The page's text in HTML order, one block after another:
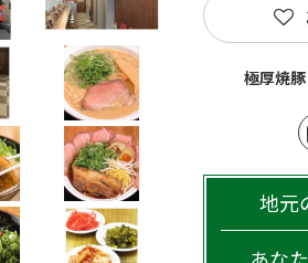
極厚焼
地元